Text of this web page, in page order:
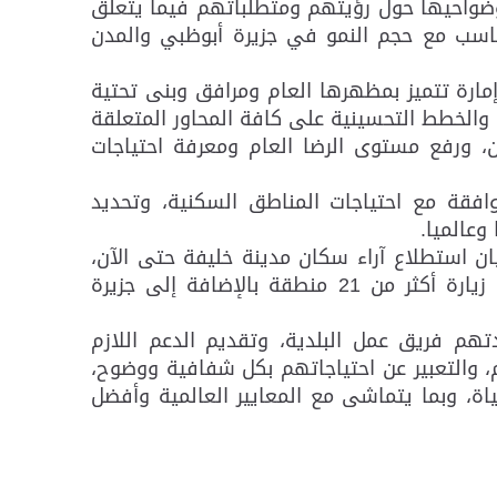
حول رؤيتهم ومتطلباتهم فيما يتعلق
مع حجم النمو في جزيرة أبوظبي والمدن
تتميز بمظهرها العام ومرافق وبنى تحتية
التحسينية على كافة المحاور المتعلقة
ورفع مستوى الرضا العام ومعرفة احتياجات
مع احتياجات المناطق السكنية، وتحديد
المكلف بهذا الاستبيان استطلاع آراء سكان مدينة خليفة حتى الآن،
ويواصل الفريق مهمته لتغطية جميع مناطق أبوظبي حيث انطلق الاستبيان من مدينة خليفة، ويتضمن زيارة أكثر من 21 منطقة بالإضافة إلى جزيرة
فريق عمل البلدية، وتقديم الدعم اللازم
والتعبير عن احتياجاتهم بكل شفافية ووضوح،
وبما يتماشى مع المعايير العالمية وأفضل